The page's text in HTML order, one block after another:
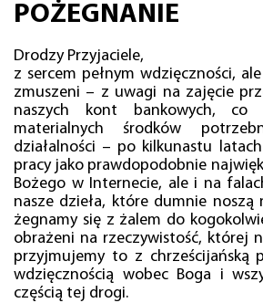
POŻEGNANIE
Drodzy Przyjaciele,
z sercem pełnym wdzięczności,
zmuszeni – z uwagi na zajęcie
naszych kont bankowych, co
materialnych środków
działalności – po kilkunastu
pracy jako prawdopodobnie
Bożego w Internecie, ale i na
nasze dzieła, które dumnie noszą
żegnamy się z żalem do
obrażeni na rzeczywistość, której
przyjmujemy to z chrześcijańską
wdzięcznością wobec Boga i
częścią tej drogi.